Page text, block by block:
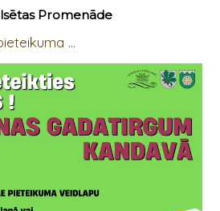
Promenāde
...